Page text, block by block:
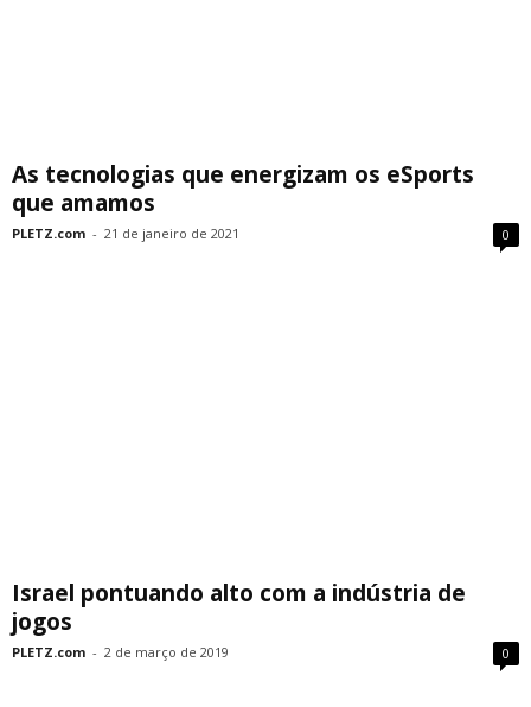
As tecnologias que energizam os eSports
que amamos
PLETZ.com - 21 de janeiro de 2021 0
Israel pontuando alto com a indústria de
jogos
PLETZ.com - 2 de março de 2019 0